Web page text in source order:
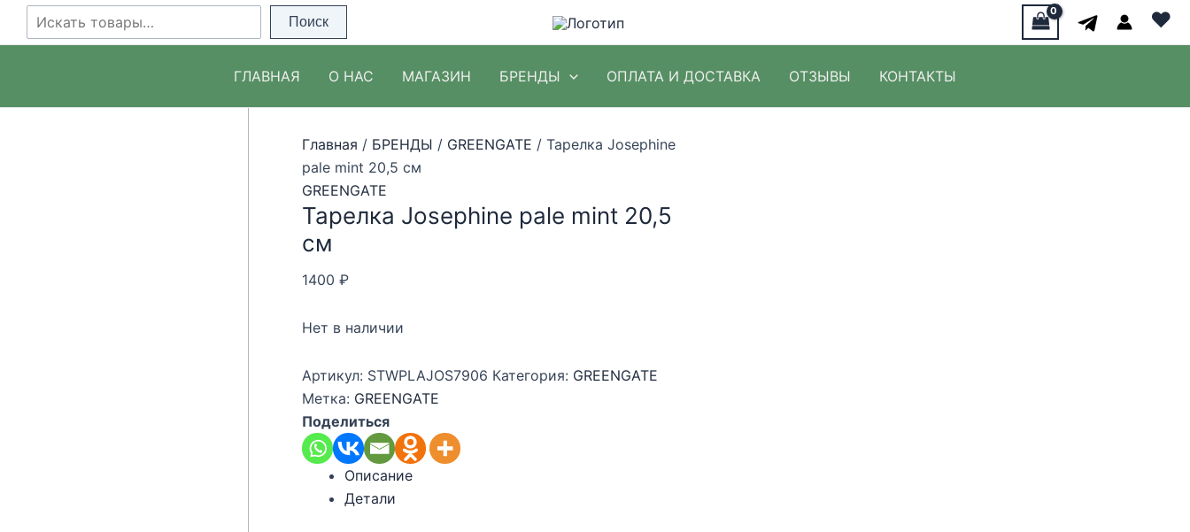
Перейти
Поиск Поиск ♥
ГЛАВНАЯ О НАС МАГАЗИН БРЕНДЫ ОПЛАТА И ДОСТАВКА ОТЗЫВЫ КОНТАКТЫ
Главная / БРЕНДЫ / GREENGATE / Тарелка Josephine
pale mint 20,5 см
GREENGATE
Тарелка Josephine pale mint 20,5
см
1400 ₽
Нет в наличии
Артикул: STWPLAJOS7906 Категория: GREENGATE
Метка: GREENGATE
Поделиться
Описание
Детали